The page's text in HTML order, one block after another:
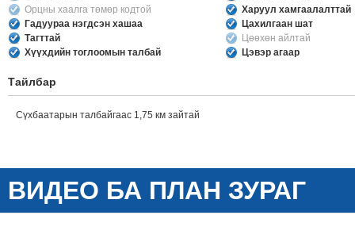
Орцны хаалга төмөр кодтой
Харуул хамгаалалттай
Гадуураа нэгдсэн хашаа
Цахилгаан шат
Тагттай
Цөөхөн айлтай
Хүүхдийн тоглоомын талбай
Цэвэр агаар
Тайлбар
Сүхбаатарын талбайгаас 1,75 км зайтай
ВИДЕО БА ПЛАН ЗУРАГ